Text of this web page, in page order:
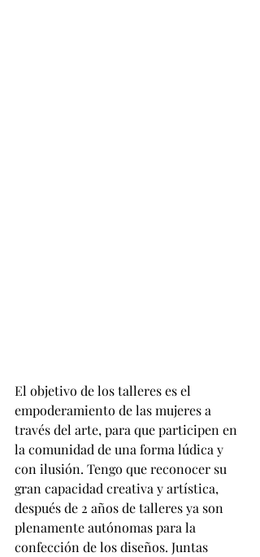
El objetivo de los talleres es el
empoderamiento de las mujeres a
través del arte, para que participen en
la comunidad de una forma lúdica y
con ilusión. Tengo que reconocer su
gran capacidad creativa y artística,
después de 2 años de talleres ya son
plenamente autónomas para la
confección de los diseños. Juntas